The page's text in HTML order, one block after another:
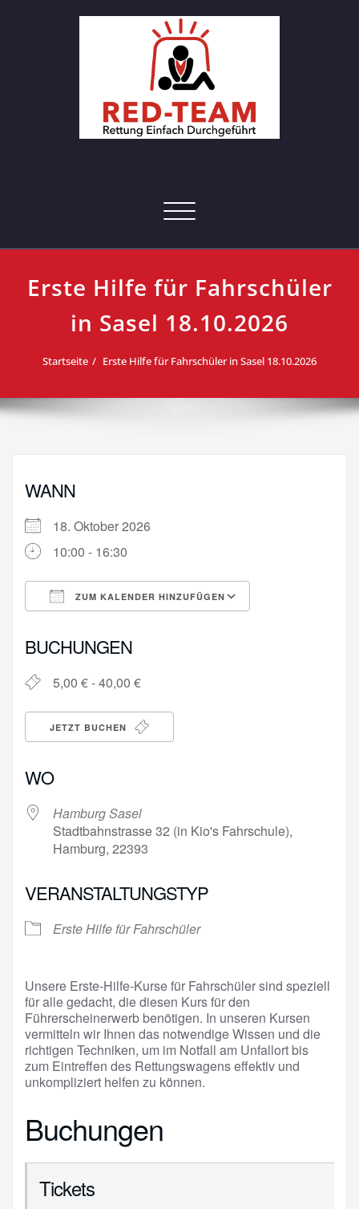
Hamburg
Toggle navigation
Erste Hilfe für Fahrschüler
in Sasel 18.10.2026
Startseite Erste Hilfe für Fahrschüler in Sasel 18.10.2026
WANN
18. Oktober 2026
10:00 - 16:30
ZUM KALENDER HINZUFÜGEN
BUCHUNGEN
5,00 € - 40,00 €
JETZT BUCHEN
WO
Hamburg Sasel
Stadtbahnstrasse 32 (in Kio's Fahrschule),
Hamburg, 22393
VERANSTALTUNGSTYP
Erste Hilfe für Fahrschüler
Unsere Erste-Hilfe-Kurse für Fahrschüler sind speziell
für alle gedacht, die diesen Kurs für den
Führerscheinerwerb benötigen. In unseren Kursen
vermitteln wir Ihnen das notwendige Wissen und die
richtigen Techniken, um im Notfall am Unfallort bis
zum Eintreffen des Rettungswagens effektiv und
unkompliziert helfen zu können.
Buchungen
Tickets